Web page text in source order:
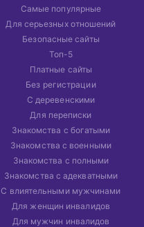
Самые популярные
Для серьезных отношений
Безопасные сайты
Топ-5
Платные сайты
Без регистрации
С деревенскими
Для переписки
Знакомства с богатыми
Знакомства с военными
Знакомства с полными
Знакомства с адекватными
С влиятельными мужчинами
Для женщин инвалидов
Для мужчин инвалидов